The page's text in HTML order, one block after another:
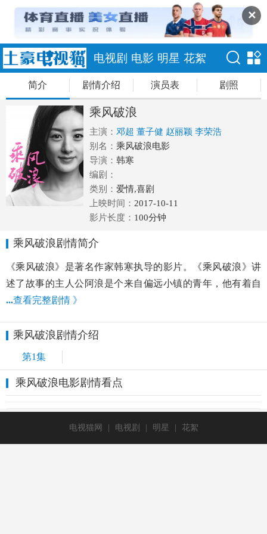
✕
电视剧 电影 明星 花絮
简介 剧情介绍 演员表 剧照
乘风破浪
主演： 邓超 董子健 赵丽颖 李荣浩
别名： 乘风破浪电影
导演： 韩寒
编剧：
类别： 爱情,喜剧
上映时间： 2017-10-11
影片长度： 100分钟
乘风破浪剧情简介
《乘风破浪》是著名作家韩寒执导的影片。《乘风破浪》讲
述了故事的主人公阿浪是个来自偏远小镇的青年，他有着自
...查看完整剧情 》
乘风破浪剧情介绍
第1集
乘风破浪电影剧情看点
电视猫网 | 电视剧 | 明星 | 花絮